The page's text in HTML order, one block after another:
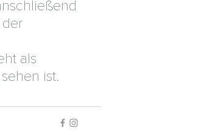
als
ist.